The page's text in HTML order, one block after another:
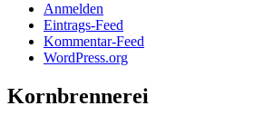
Anmelden
Eintrags-Feed
Kommentar-Feed
WordPress.org
Kornbrennerei